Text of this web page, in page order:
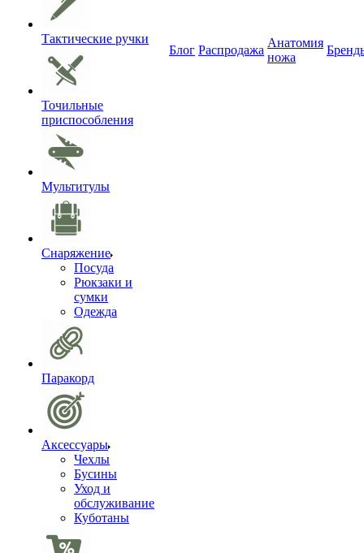
Тактические ручки
Точильные
приспособления
Мультитулы
Снаряжение
Посуда
Рюкзаки и
сумки
Одежда
Паракорд
Аксессуары
Чехлы
Бусины
Уход и
обслуживание
Куботаны
Блог Распродажа
Анатомия
ножа